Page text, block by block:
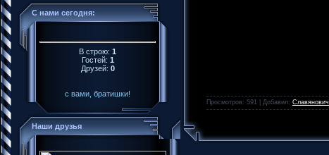
С нами сегодня:
В строю: 1
Гостей: 1
Друзей: 0
с вами, братишки!
Наши друзья
Просмотров: 591 | Добавил: Славянович